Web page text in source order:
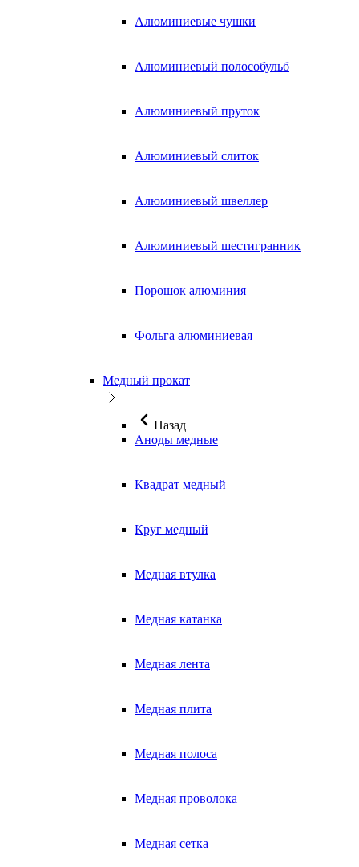
Алюминиевые чушки
Алюминиевый полособульб
Алюминиевый пруток
Алюминиевый слиток
Алюминиевый швеллер
Алюминиевый шестигранник
Порошок алюминия
Фольга алюминиевая
Медный прокат
Назад
Аноды медные
Квадрат медный
Круг медный
Медная втулка
Медная катанка
Медная лента
Медная плита
Медная полоса
Медная проволока
Медная сетка